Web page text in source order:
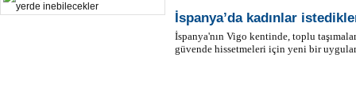
İspanya’da kadınlar
İspanya'nın Vigo kentinde, toplu
güvende hissetmeleri için yeni bir